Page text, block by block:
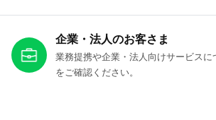
企業・法人のお客さま
業務提携や企業・法人向けサービスに
をご確認ください。